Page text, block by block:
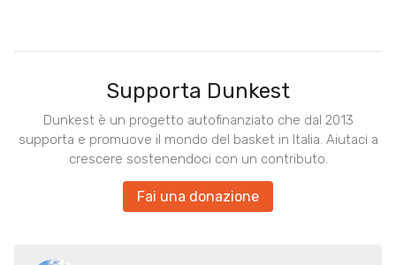
Supporta Dunkest
Dunkest è un progetto autofinanziato che dal 2013
supporta e promuove il mondo del basket in Italia. Aiutaci a
crescere sostenendoci con un contributo.
Fai una donazione